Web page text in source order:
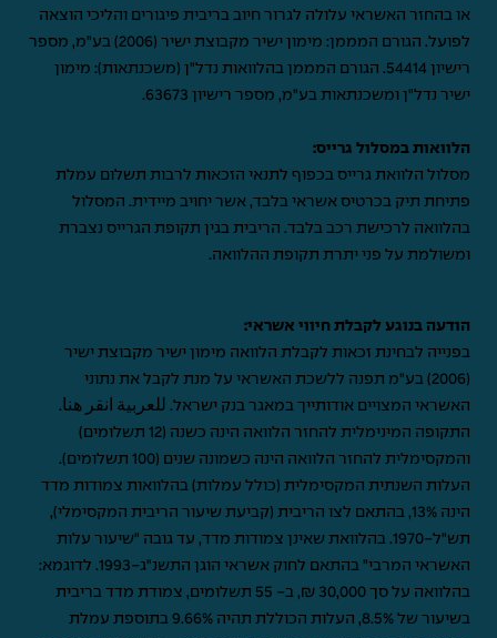
או בהחזר האשראי עלולה לגרור חיוב בריבית פיגורים והליכי הוצאה
לפועל. הגורם המממן: מימון ישיר מקבוצת ישיר (2006) בע"מ, מספר
רישיון 54414. הגורם המממן בהלוואות נדל"ן (משכנתאות): מימון
ישיר נדל"ן ומשכנתאות בע"מ, מספר רישיון 63673.
הלוואות במסלול גרייס:
מסלול הלוואת גרייס בכפוף לתנאי הזכאות לרבות תשלום עמלת
פתיחת תיק בכרטיס אשראי בלבד, אשר יחויב מיידית. המסלול
בהלוואה לרכישת רכב בלבד. הריבית בגין תקופת הגרייס נצברת
ומשולמת על פני יתרת תקופת ההלוואה.
הודעה בנוגע לקבלת חיווי אשראי:
בפנייה לבחינת זכאות לקבלת הלוואה מימון ישיר מקבוצת ישיר
(2006) בע"מ תפנה ללשכת האשראי על מנת לקבל את נתוני
האשראי המצויים אודותייך במאגר בנק ישראל. للعربية انقر هنا.
התקופה המינימלית להחזר הלוואה הינה כשנה (12 תשלומים)
והמקסימלית להחזר הלוואה הינה כשמונה שנים (100 תשלומים).
העלות השנתית המקסימלית (כולל עמלות) בהלוואות צמודות מדד
הינה 13%, בהתאם לצו הריבית (קביעת שיעור הריבית המקסימלי),
תש"ל-1970. בהלוואת שאינן צמודות מדד, עד גובה "שיעור עלות
האשראי המרבי" בהתאם לחוק אשראי הוגן התשנ"ג-1993. לדוגמא:
בהלוואה על סך 30,000 ₪, ב- 55 תשלומים, צמודת מדד בריבית
בשיעור של 8.5%, העלות הכוללת תהיה 9.66% בתוספת עמלת